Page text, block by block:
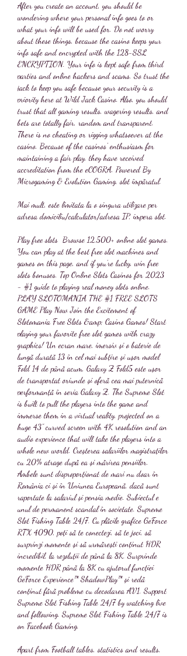
After you create an account, you should be
wondering where your personal info goes to or
what your info will be used for. Do not worry
about these things, because the casino keeps your
info safe and encrypted with the 128-SSL
ENCRYPTION. Your info is kept safe from third
parties and online hackers and scams. So trust the
jack to keep you safe because your security is a
priority here at Wild Jack Casino. Also, you should
trust that all gaming results, wagering results, and
bets are totally fair, random and transparent.
There is no cheating or rigging whatsoever at the
casino. Because of the casinos' enthusiasm for
maintaining a fair play, they have received
accreditation from the eCOGRA. Powered By
Microgaming & Evolution Gaming, slot împăratul.
Mai mult, este limitata la o singura utilizare per
adresa domiciliu/calculator/adresa IP, impera slot.
Play free slots  Browse 12,500+ online slot games.
You can play at the best free slot machines and
games on this page, and if you’re lucky, win free
slots bonuses. Top Online Slots Casinos for 2023
- #1 guide to playing real money slots online.
PLAY SLOTOMANIA THE #1 FREE SLOTS
GAME Play Now Join the Excitement of
Slotomania Free Slots &amp; Casino Games! Start
playing your favorite free slot games with crazy
graphics! Un ecran mare, imersiv și o baterie de
lungă durată 13 în cel mai subțire și ușor model
Fold 14 de până acum, Galaxy Z Fold5 este ușor
de transportat oriunde și oferă cea mai puternică
performanță în seria Galaxy Z. The Supreme Slot
is built to pull the players into the game and
immerse them in a virtual reality, projected on a
huge 43” curved screen with 4K resolution and an
audio experience that will take the players into a
whole new world. Creșterea salariilor magistraților
cu 20% atrage după ea și mărirea pensiilor.
Ambele sunt disproporționat de mari nu doar în
România ci și în Uniunea Europeană, dacă sunt
raportate la salariul și pensia medie. Subiectul e
unul de permanent scandal în societate. Supreme
Slot Fishing Table 24/7. Cu plăcile grafice GeForce
RTX 4090, poți să te conectezi, să te joci, să
surprinzi momente și să urmărești conținut HDR
incredibil, la rezoluții de până la 8K. Surprinde
momente HDR până la 8K cu ajutorul funcției
GeForce Experience™ ShadowPlay™ și redă
conținut fără probleme cu decodarea AV1. Support
Supreme Slot Fishing Table 24/7 by watching live
and following. Supreme Slot Fishing Table 24/7 is
on Facebook Gaming.
Apart from Football tables, statistics and results,